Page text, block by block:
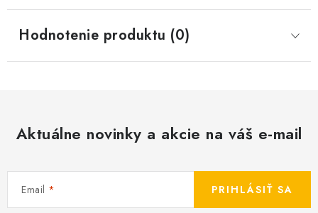
Hodnotenie produktu (0)
Aktuálne novinky a akcie na váš e-mail
Email PRIHLÁSIŤ SA